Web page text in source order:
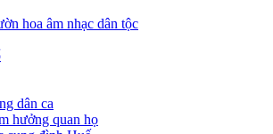
hoa âm nhạc dân tộc
dân ca
hưởng quan họ